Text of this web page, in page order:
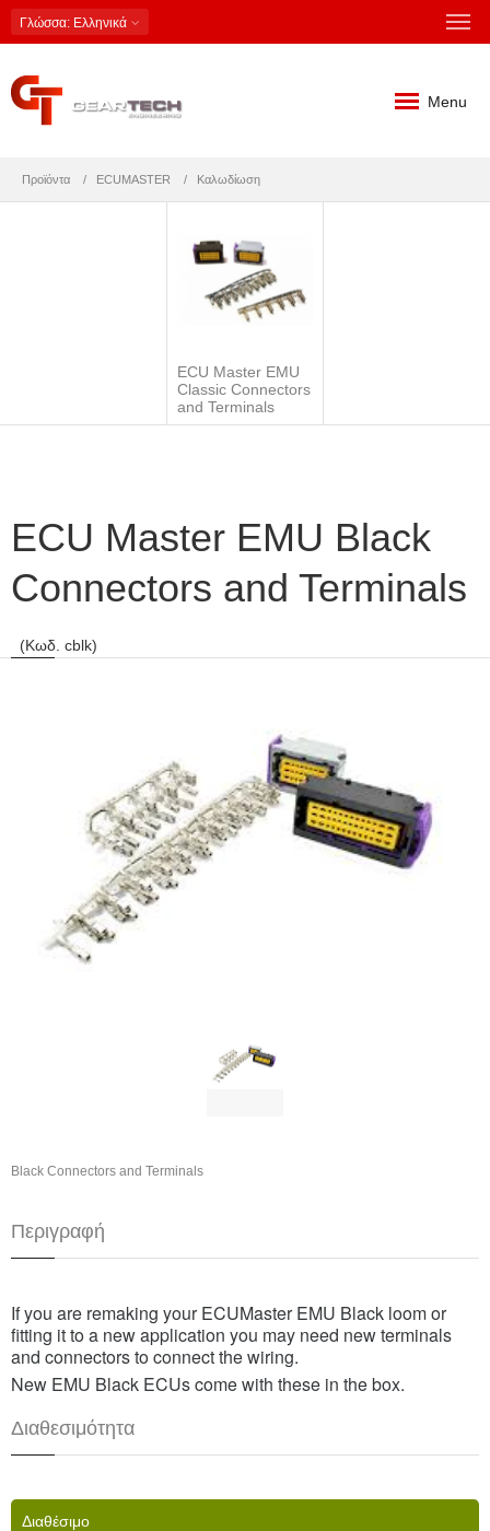
Γλώσσα: Ελληνικά
Menu
Προϊόντα ECUMASTER Καλωδίωση
ECU Master EMU
Classic Connectors
and Terminals
ECU Master EMU Black
Connectors and Terminals
(Κωδ. cblk)
Black Connectors and Terminals
Περιγραφή
If you are remaking your ECUMaster EMU Black loom or
fitting it to a new application you may need new terminals
and connectors to connect the wiring.
New EMU Black ECUs come with these in the box.
Διαθεσιμότητα
Διαθέσιμο